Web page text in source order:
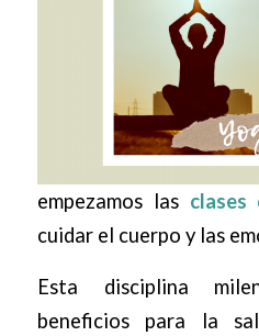
empezamos las clases
cuidar el cuerpo y las
Esta disciplina
beneficios para la